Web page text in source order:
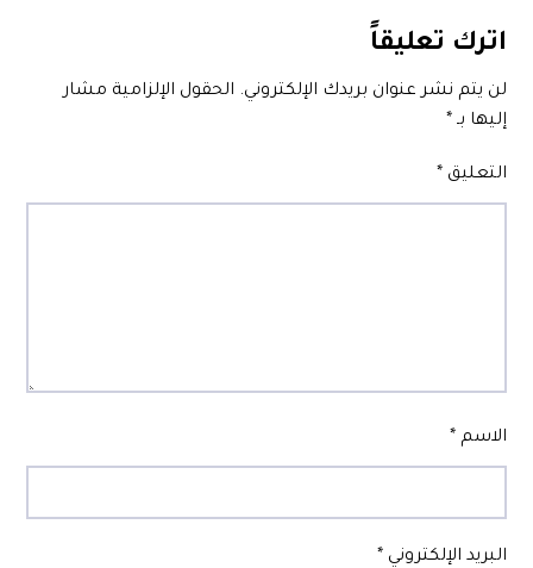
اترك تعليقاً
لن يتم نشر عنوان بريدك الإلكتروني. الحقول الإلزامية مشار
إليها بـ *
التعليق *
الاسم *
البريد الإلكتروني *